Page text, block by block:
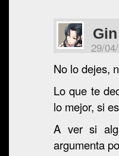
Gin
29/
No lo dejes,
Lo que te
lo mejor, si
A ver si
argumenta